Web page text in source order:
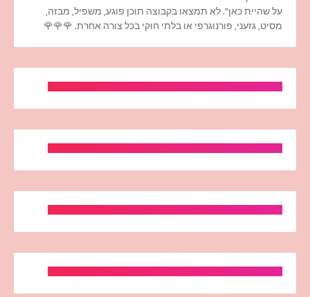
על שהיית כאן". לא תמצאו בקבוצה תוכן פוגע, משפיל, מבזה,
מסיט, גזעני, פורנוגרפי או בלתי חוקי בכל צורה אחרת. 🌹🌹🌹